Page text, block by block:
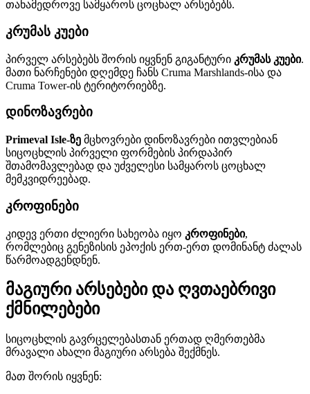
თანამედროვე სამყაროს ცოცხალ არსებებს.
კრუმას კუები
პირველ არსებებს შორის იყვნენ გიგანტური კრუმას კუები.
მათი ნარჩენები დღემდე ჩანს Cruma Marshlands-ისა და
Cruma Tower-ის ტერიტორიებზე.
დინოზავრები
Primeval Isle-ზე მცხოვრები დინოზავრები ითვლებიან
სიცოცხლის პირველი ფორმების პირდაპირ
შთამომავლებად და უძველესი სამყაროს ცოცხალ
მემკვიდრეებად.
კროფინები
კიდევ ერთი ძლიერი სახეობა იყო კროფინები,
რომლებიც გენეზისის ეპოქის ერთ-ერთ დომინანტ ძალას
წარმოადგენდნენ.
მაგიური არსებები და ღვთაებრივი
ქმნილებები
სიცოცხლის გავრცელებასთან ერთად ღმერთებმა
მრავალი ახალი მაგიური არსება შექმნეს.
მათ შორის იყვნენ: